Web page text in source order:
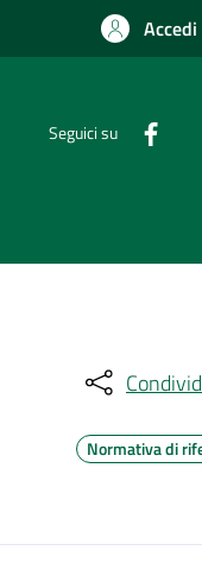
Seguici su
Normativa di